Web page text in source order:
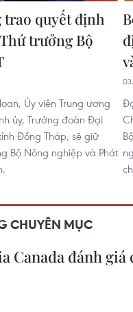
trao quyết định
trưởng Bộ
Ủy viên Trung ương
ủy, Trưởng đoàn Đại
Đồng Tháp, sẽ giữ
Bộ Nông nghiệp và Phát
CHUYÊN MỤC
Canada đánh